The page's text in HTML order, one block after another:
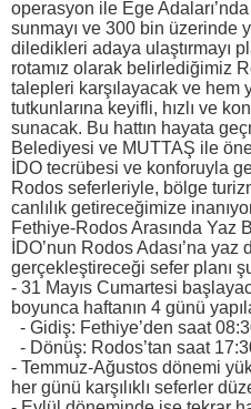
operasyon ile Ege
sunmayı ve 300 bin üzerinde
diledikleri adaya ulaştırmayı
rotamız olarak belirlediğimiz
talepleri karşılayacak ve hem
tutkunlarına keyifli, hızlı ve
sunacak. Bu hattın hayata
Belediyesi ve MUTTAŞ ile
İDO tecrübesi ve konforuyla
Rodos seferleriyle, bölge
canlılık getireceğimize
Fethiye-Rodos Arasında Yaz
İDO’nun Rodos Adası’na
gerçekleştireceği sefer planı
- 31 Mayıs Cumartesi
boyunca haftanın 4 günü
- Gidiş: Fethiye’den saat
- Dönüş: Rodos’tan saat
- Temmuz-Ağustos dönemi
her günü karşılıklı seferler